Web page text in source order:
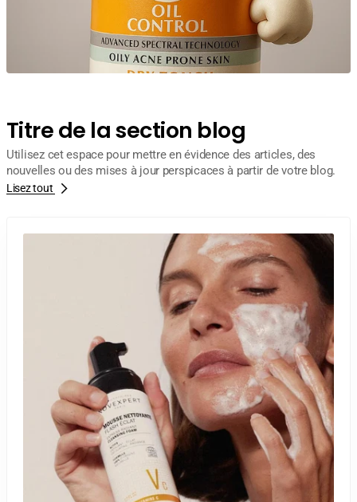
Titre de la section blog
Utilisez cet espace pour mettre en évidence des articles, des
nouvelles ou des mises à jour perspicaces à partir de votre blog.
Lisez tout